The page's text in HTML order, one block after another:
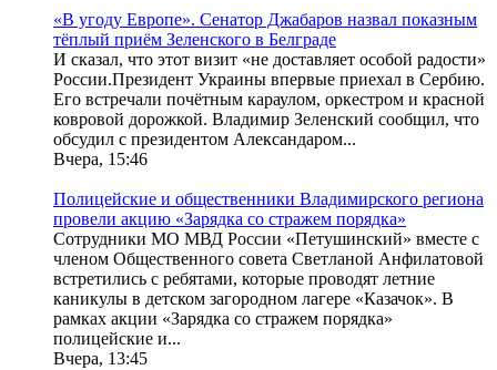
«В угоду Европе». Сенатор Джабаров назвал показным
тёплый приём Зеленского в Белграде
И сказал, что этот визит «не доставляет особой радости»
России.Президент Украины впервые приехал в Сербию.
Его встречали почётным караулом, оркестром и красной
ковровой дорожкой. Владимир Зеленский сообщил, что
обсудил с президентом Александаром...
Вчера, 15:46
Полицейские и общественники Владимирского региона
провели акцию «Зарядка со стражем порядка»
Сотрудники МО МВД России «Петушинский» вместе с
членом Общественного совета Светланой Анфилатовой
встретились с ребятами, которые проводят летние
каникулы в детском загородном лагере «Казачок». В
рамках акции «Зарядка со стражем порядка»
полицейские и...
Вчера, 13:45